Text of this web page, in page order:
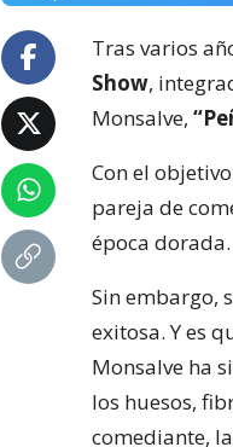
Tras varios
Show,
Monsalve,
Con el
pareja de
época
Sin embargo,
exitosa. Y es
Monsalve ha
los huesos,
comediante,